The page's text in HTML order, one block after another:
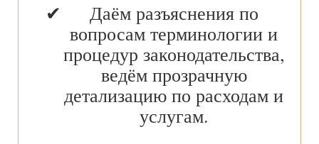
Даём разъяснения по
вопросам терминологии и
процедур законодательства,
ведём прозрачную
детализацию по расходам и
услугам.